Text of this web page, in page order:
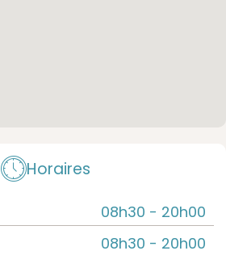
Horaires
08h30 - 20h00
08h30 - 20h00